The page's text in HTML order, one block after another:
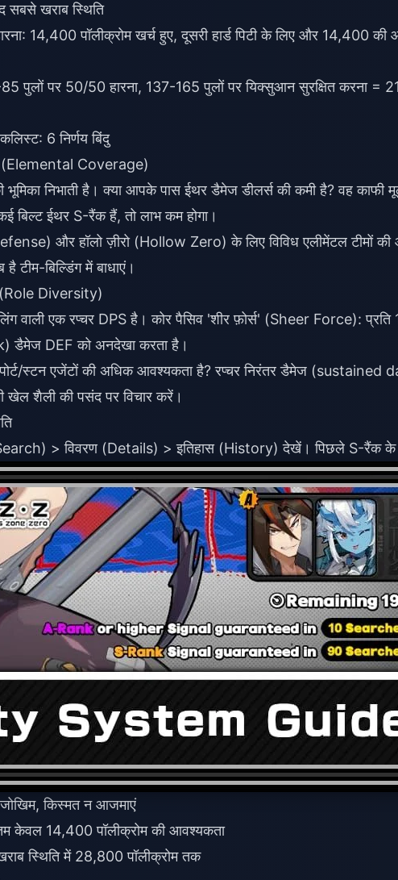
सबसे खराब स्थिति
14,400 पॉलीक्रोम खर्च हुए, दूसरी हार्ड पिटी के लिए और 14,400
85 पुलों पर 50/50 हारना, 137-165 पुलों पर यिक्सुआन सुरक्षित करना
6 निर्णय बिंदु
(Elemental Coverage)
निभाती है। क्या आपके पास ईथर डैमेज डीलर्स की कमी है? वह काफी
बिल्ट ईथर S-रैंक हैं, तो लाभ कम होगा।
और हॉलो ज़ीरो (Hollow Zero) के लिए विविध एलीमेंटल टीमों की
टीम-बिल्डिंग में बाधाएं।
(Role Diversity)
वाली एक रप्चर DPS है। कोर पैसिव 'शीर फ़ोर्स' (Sheer Force):
डैमेज DEF को अनदेखा करता है।
स्टन एजेंटों की अधिक आवश्यकता है? रप्चर निरंतर डैमेज (sustained
खेल शैली की पसंद पर विचार करें।
> विवरण (Details) > इतिहास (History) देखें। पिछले S-रैंक के
किस्मत न आजमाएं
केवल 14,400 पॉलीक्रोम की आवश्यकता
स्थिति में 28,800 पॉलीक्रोम तक